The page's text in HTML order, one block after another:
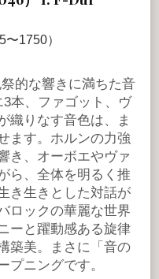
1750）
的な響きに満ちた音
本、ファゴット、ヴ
織りなす音色は、ま
ます。ホルンの力強
き、オーボエやヴァ
ら、全体を明るく推
き生きとした対話が
ロックの華麗な世界
ーと躍動感ある旋律
築美。まさに「音の
プニングです。